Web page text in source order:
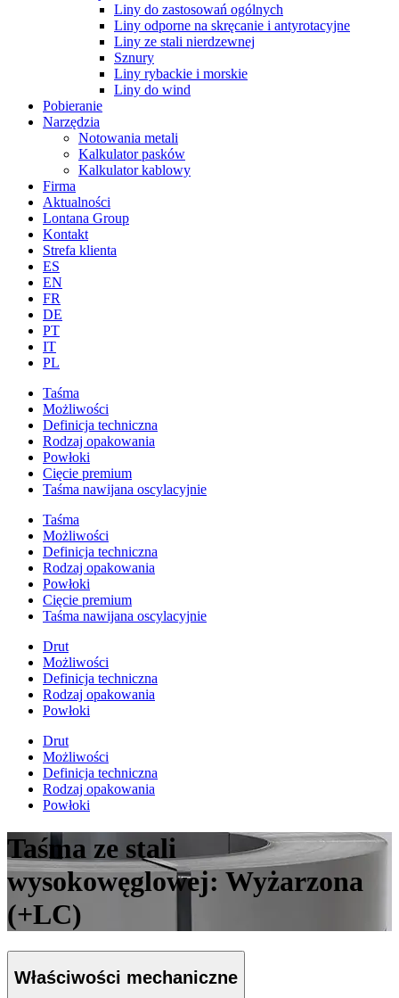
Liny do zastosowań ogólnych
Liny odporne na skręcanie i antyrotacyjne
Liny ze stali nierdzewnej
Sznury
Liny rybackie i morskie
Liny do wind
Pobieranie
Narzędzia
Notowania metali
Kalkulator pasków
Kalkulator kablowy
Firma
Aktualności
Lontana Group
Kontakt
Strefa klienta
ES
EN
FR
DE
PT
IT
PL
Taśma
Możliwości
Definicja techniczna
Rodzaj opakowania
Powłoki
Cięcie premium
Taśma nawijana oscylacyjnie
Taśma
Możliwości
Definicja techniczna
Rodzaj opakowania
Powłoki
Cięcie premium
Taśma nawijana oscylacyjnie
Drut
Możliwości
Definicja techniczna
Rodzaj opakowania
Powłoki
Drut
Możliwości
Definicja techniczna
Rodzaj opakowania
Powłoki
Taśma ze stali
wysokowęglowej: Wyżarzona
(+LC)
Właściwości mechaniczne